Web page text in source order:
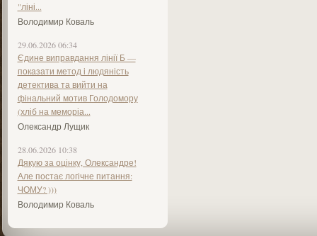
"ліні...
Володимир Коваль
29.06.2026 06:34
Єдине виправдання лінії Б —
показати метод і людяність
детектива та вийти на
фінальний мотив Голодомору
(хліб на меморіа...
Олександр Лущик
28.06.2026 10:38
Дякую за оцінку, Олександре!
Але постає логічне питання:
ЧОМУ? )))
Володимир Коваль